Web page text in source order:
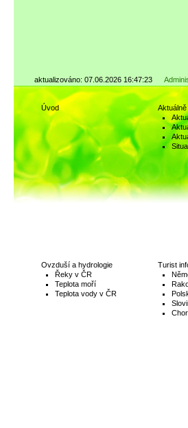
aktualizováno: 07.06.2026 16:47:23
Úvod
Aktuálně
Ovzduší a hydrologie
Řeky v ČR
Teplota moří
Teplota vody v ČR
Turist